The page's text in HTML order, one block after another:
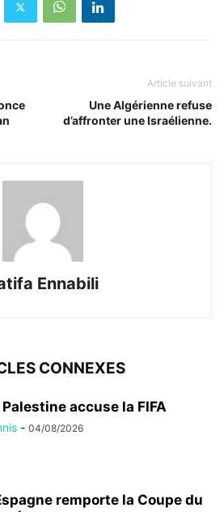
Article suivant
Une Algérienne refuse
d’affronter une Israélienne.
Ennabili
CONNEXES
Palestine accuse la FIFA
- 04/08/2026
remporte la Coupe du